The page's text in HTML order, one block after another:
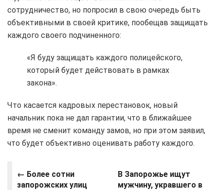
сотрудничество, но попросил в свою очередь быть
объективными в своей критике, пообещав защищать
каждого своего подчиненного:
«Я буду защищать каждого полицейского,
который будет действовать в рамках
закона».
Что касается кадровых перестановок, новый
начальник пока не дал гарантии, что в ближайшее
время не сменит команду замов, но при этом заявил,
что будет объективно оценивать работу каждого.
← Более сотни
запорожских улиц
В Запорожье ищут
мужчину, укравшего в